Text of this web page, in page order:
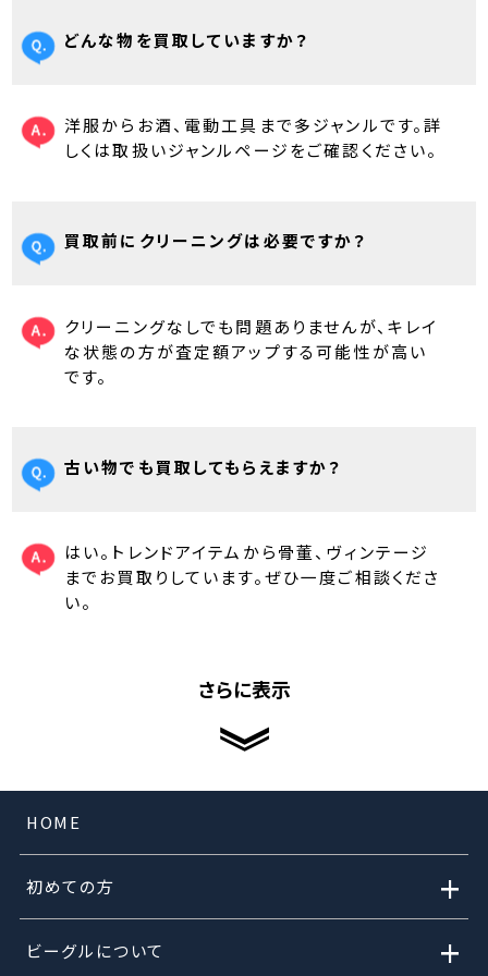
どんな物を買取していますか？
洋服からお酒、電動工具まで多ジャンルです。詳
しくは取扱いジャンルページをご確認ください。
買取前にクリーニングは必要ですか？
クリーニングなしでも問題ありませんが、キレイ
な状態の方が査定額アップする可能性が高い
です。
古い物でも買取してもらえますか？
はい。トレンドアイテムから骨董、ヴィンテージ
までお買取りしています。ぜひ一度ご相談くださ
い。
さらに表示
HOME
初めての方 +
ビーグルについて +